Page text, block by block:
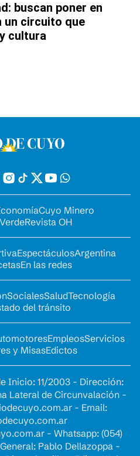
buscan poner en
un circuito que
cultura
Cuyo Minero
Revista OH
EspectáculosArgentina
En las redes
SocialesSaludTecnología
del tránsito
EmpleosServicios
y MisasEdictos
Inicio: 11/2003 - Dirección:
Lateral de Circunvalación -
- Email:
- Whatsapp: (054)
Pablo Dellazoppa -